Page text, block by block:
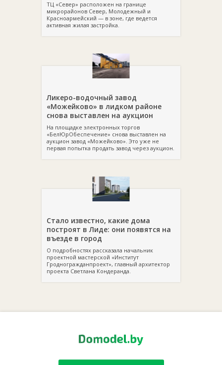
ТЦ «Север» расположен на границе
микрорайонов Север, Молодежный и
Красноармейский — в зоне, где ведется
активная жилая застройка.
Ликеро-водочный завод
«Можейково» в лидком районе
снова выставлен на аукцион
На площадке электронных торгов
«БелЮрОбеспечение» снова выставлен на
аукцион завод «Можейково». Это уже не
первая попытка продать завод через аукцион.
Стало известно, какие дома
построят в Лиде: они появятся на
въезде в город
О подробностях рассказала начальник
проектной мастерской «Институт
Гродногражданпроект», главный архитектор
проекта Светлана Кондеранда.